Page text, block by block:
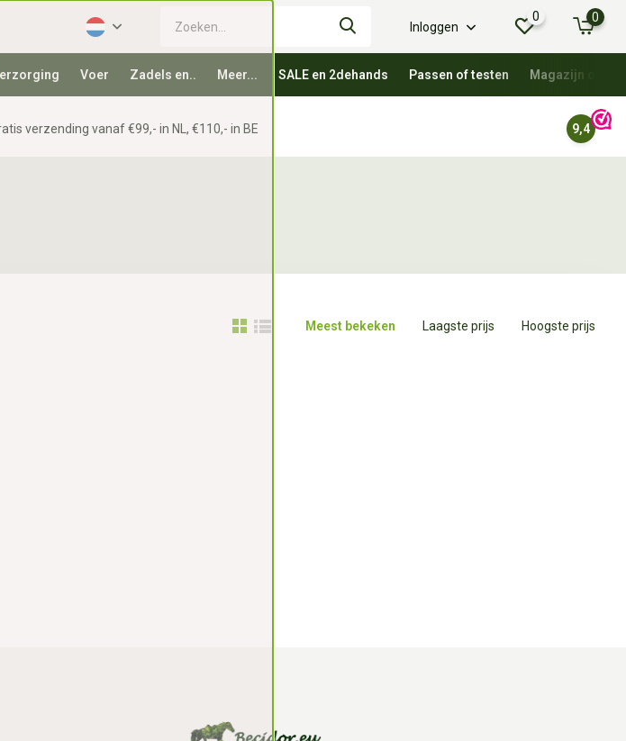
Inloggen
0 0
Voer Zadels en.. Meer... SALE en 2dehands Passen of testen Magazijn
verzending vanaf €99,- in NL, €110,- in BE 9,4
Meest bekeken Laagste prijs Hoogste prijs